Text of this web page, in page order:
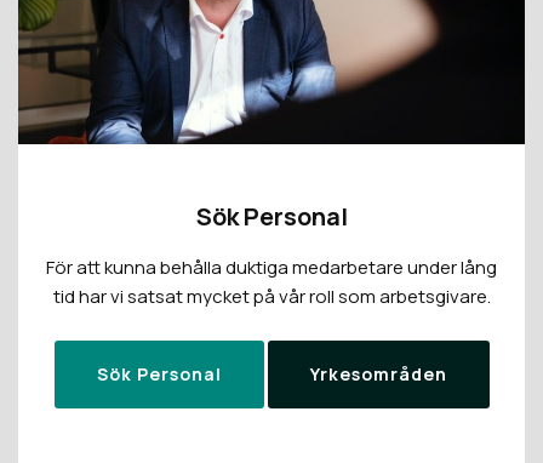
Sök Personal
För att kunna behålla duktiga medarbetare under lång
tid har vi satsat mycket på vår roll som arbetsgivare.
Sök Personal Yrkesområden